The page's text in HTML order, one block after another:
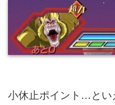
小休止ポイント…とい